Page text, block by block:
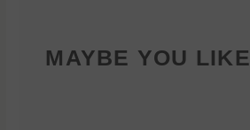
MAYBE YOU LIKE